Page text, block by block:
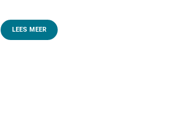
LEES MEER